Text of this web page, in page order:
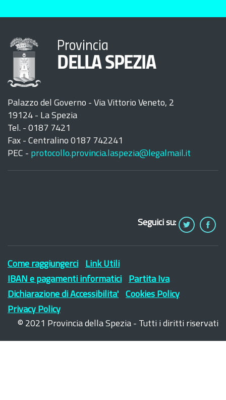
Provincia
DELLA SPEZIA
Palazzo del Governo - Via Vittorio Veneto, 2
19124 - La Spezia
Tel. - 0187 7421
Fax - Centralino 0187 742241
PEC - protocollo.provincia.laspezia@legalmail.it
Seguici su:
Come raggiungerci
Link Utili
IBAN e pagamenti informatici
Partita Iva
Dichiarazione di Accessibilita'
Cookies Policy
Privacy Policy
© 2021 Provincia della Spezia - Tutti i diritti riservati